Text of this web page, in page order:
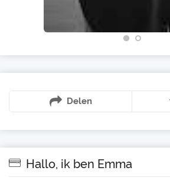
Delen
Hallo, ik ben Emma